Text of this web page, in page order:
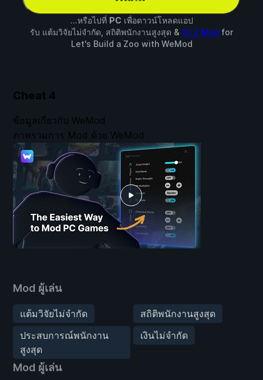
...หรือไปที่ PC เพื่อดาวน์โหลดแอป
รับ แต้มวิจัยไม่จำกัด, สถิติพนักงานสูงสุด & อีก 2 Mod for
Let's Build a Zoo with WeMod
Cheat 4
Mod ผู้เล่น
แต้มวิจัยไม่จำกัด
สถิติพนักงานสูงสุด
ประสบการณ์พนักงาน
สูงสุด
เงินไม่จำกัด
Mod ผู้เล่น
ข้อมูลเกี่ยวกับ WeMod
ภาพรวมการ Mod ด้วย WeMod